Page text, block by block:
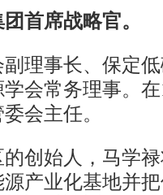
首席战略官。
事长、保定低
会常务理事。在
会主任。
始人，马学禄
产业化基地并